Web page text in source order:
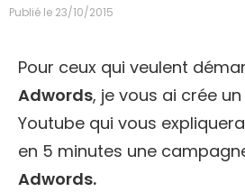
Publié le 23/10/2015
Pour ceux qui veulent
Adwords, je vous ai crée
Youtube qui vous
en 5 minutes une
Adwords.